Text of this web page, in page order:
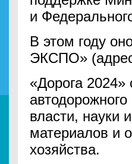
и
В этом году
ЭКСПО»
«Дорога 2024»
власти, науки
материалов и
хозяйства.